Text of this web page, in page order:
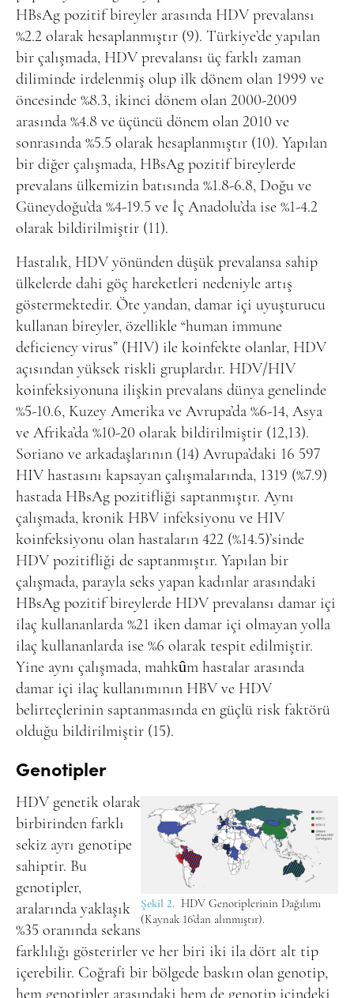
HBsAg pozitif bireyler arasında HDV prevalansı
%2.2 olarak hesaplanmıştır (9). Türkiye’de yapılan
bir çalışmada, HDV prevalansı üç farklı zaman
diliminde irdelenmiş olup ilk dönem olan 1999 ve
öncesinde %8.3, ikinci dönem olan 2000-2009
arasında %4.8 ve üçüncü dönem olan 2010 ve
sonrasında %5.5 olarak hesaplanmıştır (10). Yapılan
bir diğer çalışmada, HBsAg pozitif bireylerde
prevalans ülkemizin batısında %1.8-6.8, Doğu ve
Güneydoğu’da %4-19.5 ve İç Anadolu’da ise %1-4.2
olarak bildirilmiştir (11).
Hastalık, HDV yönünden düşük prevalansa sahip
ülkelerde dahi göç hareketleri nedeniyle artış
göstermektedir. Öte yandan, damar içi uyuşturucu
kullanan bireyler, özellikle “human immune
deficiency virus” (HIV) ile koinfekte olanlar, HDV
açısından yüksek riskli gruplardır. HDV/HIV
koinfeksiyonuna ilişkin prevalans dünya genelinde
%5-10.6, Kuzey Amerika ve Avrupa’da %6-14, Asya
ve Afrika’da %10-20 olarak bildirilmiştir (12,13).
Soriano ve arkadaşlarının (14) Avrupa’daki 16 597
HIV hastasını kapsayan çalışmalarında, 1319 (%7.9)
hastada HBsAg pozitifliği saptanmıştır. Aynı
çalışmada, kronik HBV infeksiyonu ve HIV
koinfeksiyonu olan hastaların 422 (%14.5)’sinde
HDV pozitifliği de saptanmıştır. Yapılan bir
çalışmada, parayla seks yapan kadınlar arasındaki
HBsAg pozitif bireylerde HDV prevalansı damar içi
ilaç kullananlarda %21 iken damar içi olmayan yolla
ilaç kullananlarda ise %6 olarak tespit edilmiştir.
Yine aynı çalışmada, mahkûm hastalar arasında
damar içi ilaç kullanımının HBV ve HDV
belirteçlerinin saptanmasında en güçlü risk faktörü
olduğu bildirilmiştir (15).
Genotipler
Şekil 2. HDV Genotiplerinin Dağılımı
(Kaynak 16’dan alınmıştır).
HDV genetik olarak
birbirinden farklı
sekiz ayrı genotipe
sahiptir. Bu
genotipler,
aralarında yaklaşık
%35 oranında sekans
farklılığı gösterirler ve her biri iki ila dört alt tip
içerebilir. Coğrafi bir bölgede baskın olan genotip,
hem genotipler arasındaki hem de genotip içindeki